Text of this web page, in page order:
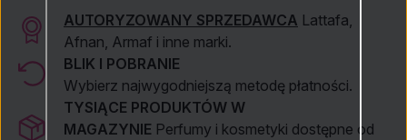
AUTORYZOWANY SPRZEDAWCA Lattafa,
Afnan, Armaf i inne marki.
BLIK I POBRANIE
Wybierz najwygodniejszą metodę płatności.
TYSIĄCE PRODUKTÓW W
MAGAZYNIE Perfumy i kosmetyki dostępne od